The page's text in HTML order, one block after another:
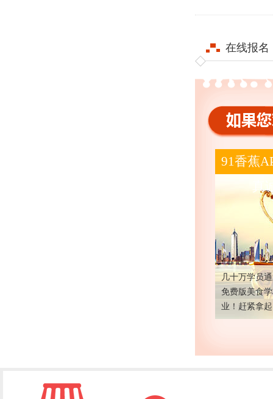
在线报名
91香蕉
真
几十万学员
免费版美食
业！赶紧拿